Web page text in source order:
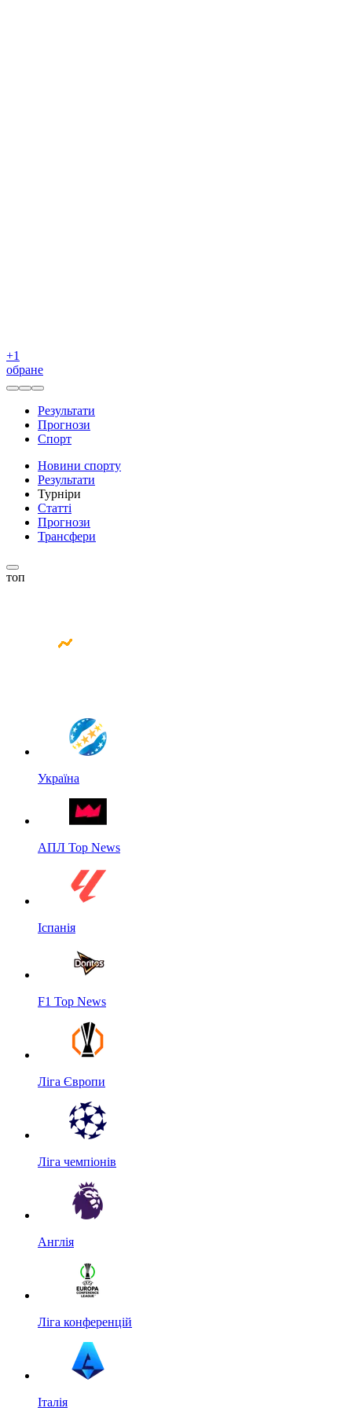
+1
обране
Результати
Прогнози
Спорт
Новини спорту
Результати
Турніри
Статті
Прогнози
Трансфери
топ
Україна
АПЛ Top News
Іспанія
F1 Top News
Ліга Європи
Ліга чемпіонів
Англія
Ліга конференцій
Італія